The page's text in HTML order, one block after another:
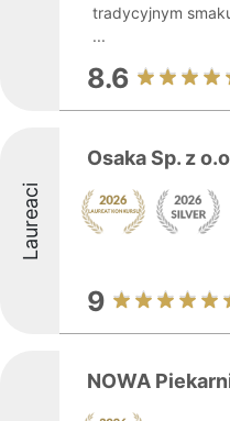
tradycyjnym
...
8.6
Laureaci
Osaka Sp. z
9
NOWA